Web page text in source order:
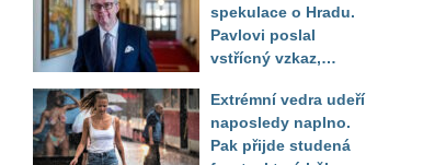
spekulace o Hradu.
Pavlovi poslal
vstřícný vzkaz,
setřel
Extrémní vedra udeří
naposledy naplno.
Pak přijde studená